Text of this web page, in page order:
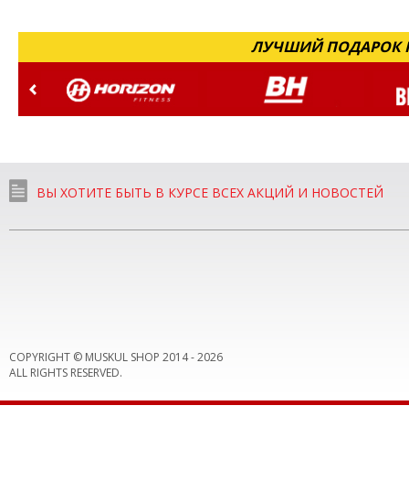
ЛУЧШИЙ ПОДАРОК
ВЫ ХОТИТЕ БЫТЬ В КУРСЕ ВСЕХ АКЦИЙ И НОВОСТЕЙ
COPYRIGHT © MUSKUL SHOP 2014 -2026
ALL RIGHTS RESERVED.